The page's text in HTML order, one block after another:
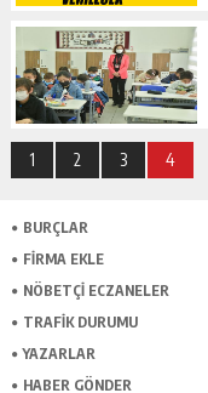
1 2 3 4
BURÇLAR
FİRMA EKLE
NÖBETÇİ ECZANELER
TRAFİK DURUMU
YAZARLAR
HABER GÖNDER